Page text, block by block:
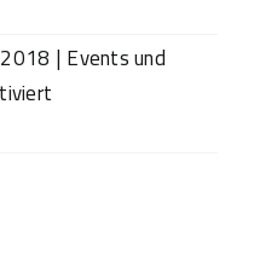
| Events und
für